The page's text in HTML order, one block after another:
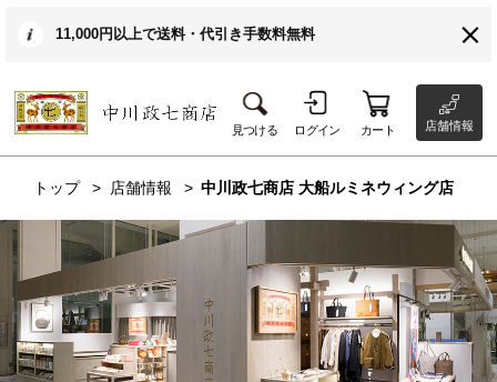
11,000円以上で送料・代引き手数料無料
見つける ログイン カート 店舗情報
トップ 店舗情報 中川政七商店 大船ルミネウィング店